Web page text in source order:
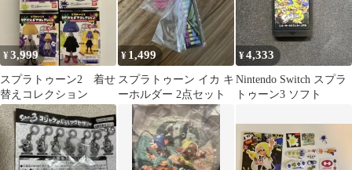
¥3,999
スプラトゥーン2 着せ
替えコレクション
¥ 1,499
スプラトゥーン イカ キ
ーホルダー 2点セット
¥4,333
Nintendo Switch スプラ
トゥーン3 ソフト